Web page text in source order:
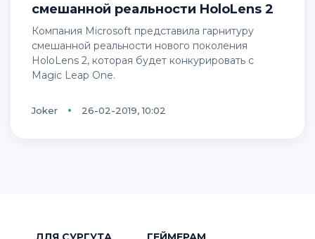
смешанной реальности HoloLens 2
Компания Microsoft представила гарнитуру
смешанной реальности нового поколения
HoloLens 2, которая будет конкурировать с
Magic Leap One.
Joker 26-02-2019, 10:02